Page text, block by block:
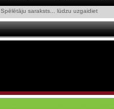
Spēlētāju saraksts... lūdzu uzgaidiet